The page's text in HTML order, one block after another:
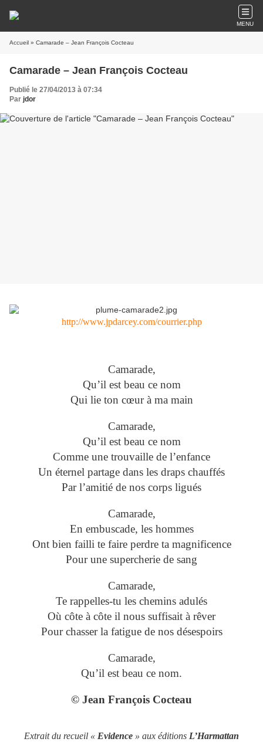
MENU
Accueil » Camarade – Jean François Cocteau
Camarade – Jean François Cocteau
Publié le 27/04/2013 à 07:34
Par jdor
http://www.jpdarcey.com/courrier.php
Camarade,
Qu’il est beau ce nom
Qui lie ton cœur à ma main
Camarade,
Qu’il est beau ce nom
Comme une trouvaille de l’enfance
Un éternel partage dans les draps chauffés
Par l’amitié de nos corps ligués
Camarade,
En embuscade, les hommes
Ont bien failli te faire perdre ta magnificence
Pour une supercherie de sang
Camarade,
Te rappelles-tu les chemins adulés
Où côte à côte il nous suffisait à rêver
Pour chasser la fatigue de nos désespoirs
Camarade,
Qu’il est beau ce nom.
© Jean François Cocteau
Extrait du recueil « Evidence » aux éditions L’Harmattan